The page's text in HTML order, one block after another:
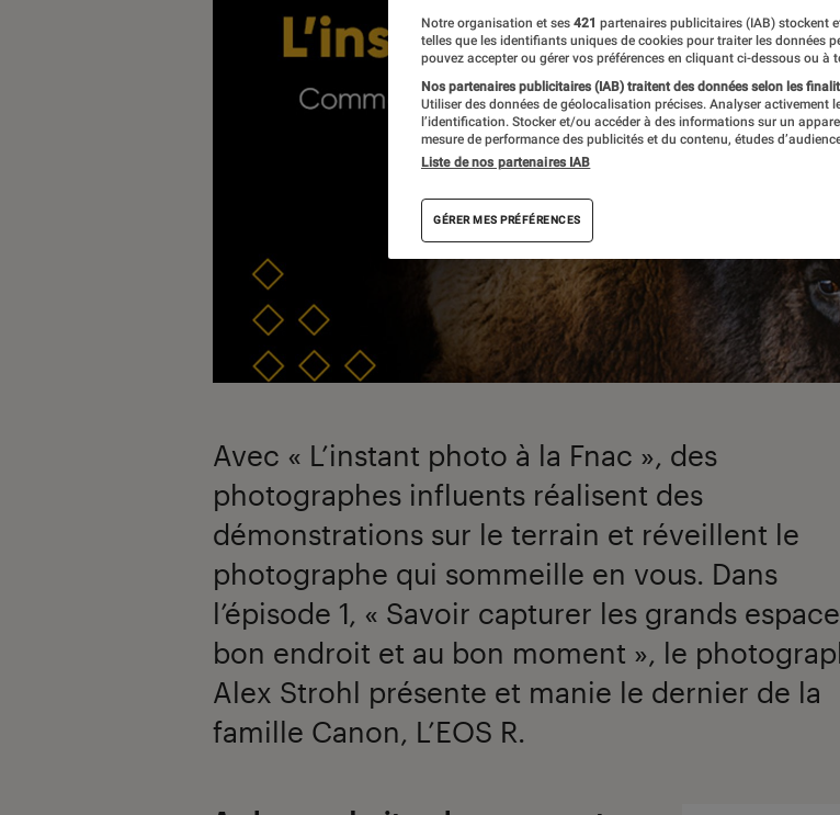
00:00/04:42
Avec « L’instant photo à la Fnac », des
photographes influents réalisent des
démonstrations sur le terrain et réveillent le
photographe qui sommeille en vous. Dans
l’épisode 1, « Savoir capturer les grands
bon endroit et au bon moment », le
Alex Strohl présente et manie le dernier de la
famille Canon, L’EOS R.
Notre organisation et ses 421 partenaires publicitaires (IAB) stockent
telles que les identifiants uniques de cookies pour traiter les données
pouvez accepter ou gérer vos préférences en cliquant ci-dessous ou à
Nos partenaires publicitaires (IAB) traitent des données selon les
Utiliser des données de géolocalisation précises. Analyser activement
l’identification. Stocker et/ou accéder à des informations sur un
mesure de performance des publicités et du contenu, études
Liste de nos partenaires IAB
GÉRER MES PRÉFÉRENCES